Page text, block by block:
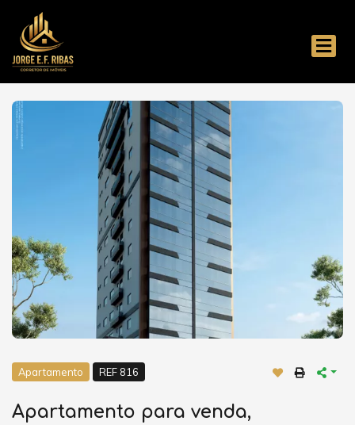
Apartamento REF 816
Apartamento para venda,